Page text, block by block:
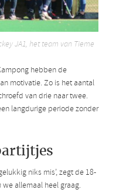
JA1, het team van Tieme
hebben de
motivatie. Zo is het aantal
van drie naar twee.
langdurige periode zonder
niks mis’, zegt de 18-
we allemaal heel graag.